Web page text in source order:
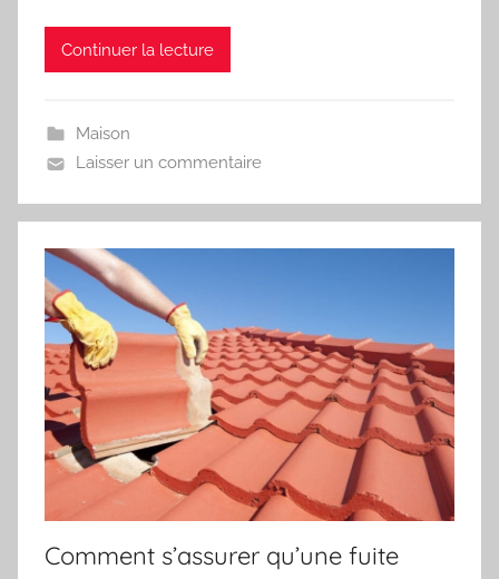
Continuer la lecture
Maison
Laisser un commentaire
Comment s’assurer qu’une fuite